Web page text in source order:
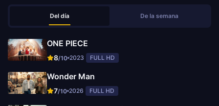
Del día De la semana
ONE PIECE
8/10 2023 FULL HD
Wonder Man
7/10 2026 FULL HD